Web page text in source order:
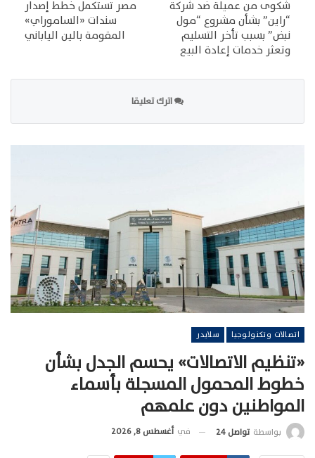
شكوى من عميلة ضد شركة
“راين” بشأن مشروع “مول
نبض” بسبب تأخر التسليم
وتعثر خدمات إعادة البيع
مصر تستكمل خطط إصدار
سندات «الساموراي»
المقومة بالين الياباني
اترك تعليقا
اتصالات وتكنولوجيا سلايدر
«تنظيم الاتصالات» يحسم الجدل بشأن
خطوط المحمول المسجلة بأسماء
المواطنين دون علمهم
بواسطة تواصل 24 في أغسطس 8, 2026